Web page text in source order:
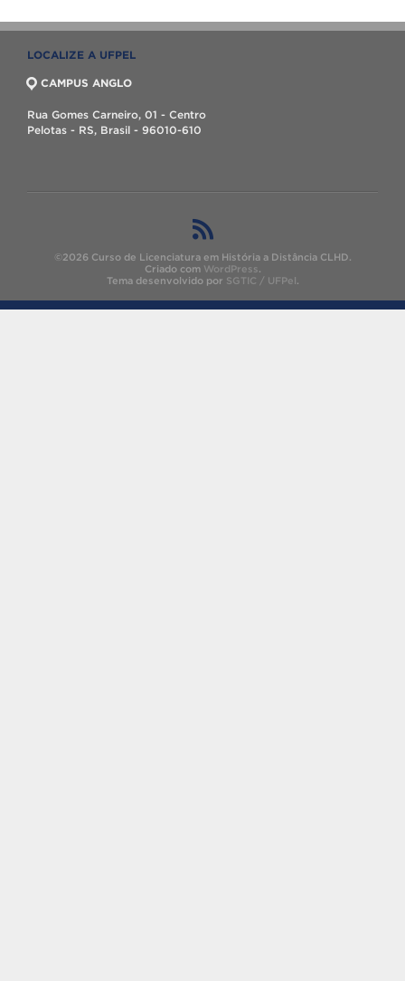
LOCALIZE A UFPEL
CAMPUS ANGLO
Rua Gomes Carneiro, 01 - Centro
Pelotas - RS, Brasil - 96010-610
©2026 Curso de Licenciatura em História a Distância CLHD.
Criado com WordPress.
Tema desenvolvido por SGTIC / UFPel.